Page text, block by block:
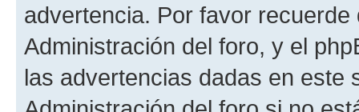
advertencia. Por favor
Administración del foro, y el
las advertencias dadas en este